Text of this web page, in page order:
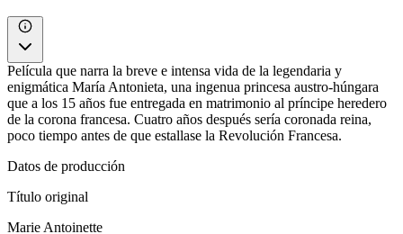
Película que narra la breve e intensa vida de la legendaria y
enigmática María Antonieta, una ingenua princesa austro-húngara
que a los 15 años fue entregada en matrimonio al príncipe heredero
de la corona francesa. Cuatro años después sería coronada reina,
poco tiempo antes de que estallase la Revolución Francesa.
Datos de producción
Título original
Marie Antoinette